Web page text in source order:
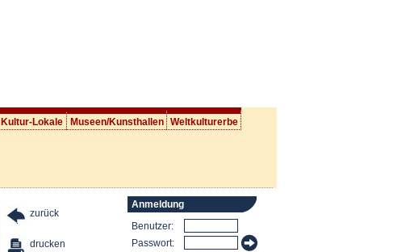
Kultur-Lokale Museen/Kunsthallen Weltkulturerbe
zurück
drucken
Anmeldung
Benutzer:
Passwort: